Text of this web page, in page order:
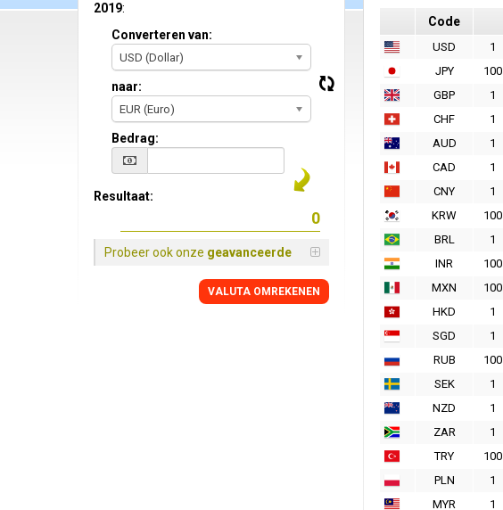
Code
USD 1
JPY
100
GBP
1
CHF
1
AUD
1
CAD
1
CNY
1
KRW
100
BRL
1
INR
100
MXN
100
HKD
1
SGD
1
RUB
100
SEK
1
NZD
1
ZAR
1
TRY
100
PLN
1
MYR
1
2019:
Converteren van:
USD (Dollar)
naar:
EUR (Euro)
Bedrag:
Resultaat:
Probeer ook onze geavanceerde
VALUTA OMREKENEN